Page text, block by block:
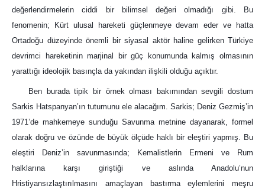
değerlendirmelerin ciddi bir bilimsel değeri olmadığı gibi. Bu
fenomenin; Kürt ulusal hareketi güçlenmeye devam eder ve hatta
Ortadoğu düzeyinde önemli bir siyasal aktör haline gelirken Türkiye
devrimci hareketinin marjinal bir güç konumunda kalmış olmasının
yarattığı ideolojik basınçla da yakından ilişkili olduğu açıktır.
Ben burada tipik bir örnek olması bakımından sevgili dostum
Sarkis Hatspanyan’ın tutumunu ele alacağım. Sarkis; Deniz Gezmiş’in
1971’de mahkemeye sunduğu Savunma metnine dayanarak, formel
olarak doğru ve özünde de büyük ölçüde haklı bir eleştiri yapmış. Bu
eleştiri Deniz’in savunmasında; Kemalistlerin Ermeni ve Rum
halklarına karşı giriştiği ve aslında Anadolu’nun
Hristiyansızlaştırılmasını amaçlayan bastırma eylemlerini meşru